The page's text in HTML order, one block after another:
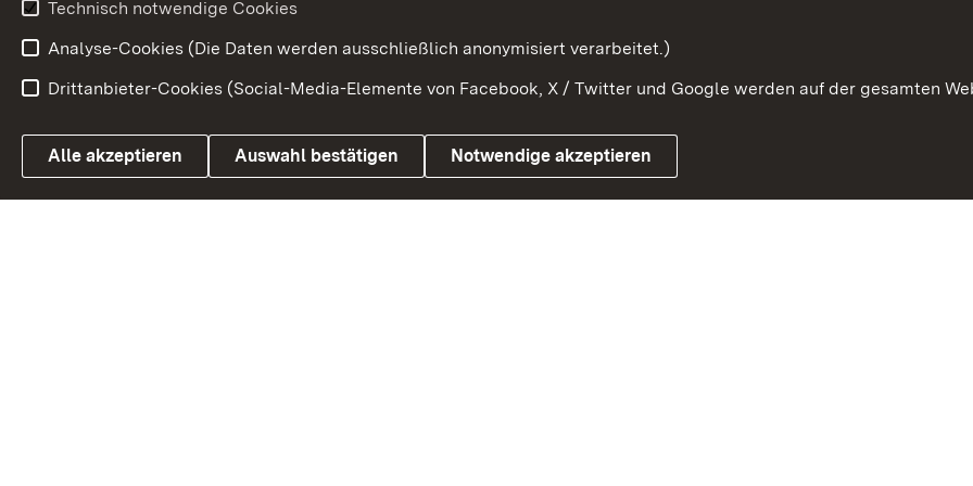
Link zum Landesportal
Impressum
Technisch notwendige Cookies
Analyse-Cookies (Die Daten werden ausschließlich anonymisiert verarbeitet.)
Drittanbieter-Cookies (Social-Media-Elemente von Facebook, X / Twitter und Google werden auf der gesamten
Alle akzeptieren Auswahl bestätigen Notwendige akzeptieren